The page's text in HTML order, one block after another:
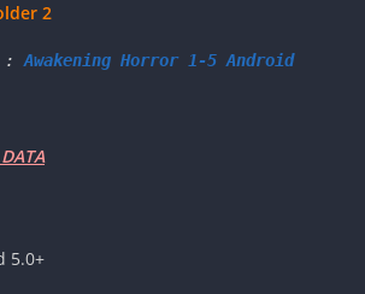
2
: Awakening Horror 1-5 Android
5.0+